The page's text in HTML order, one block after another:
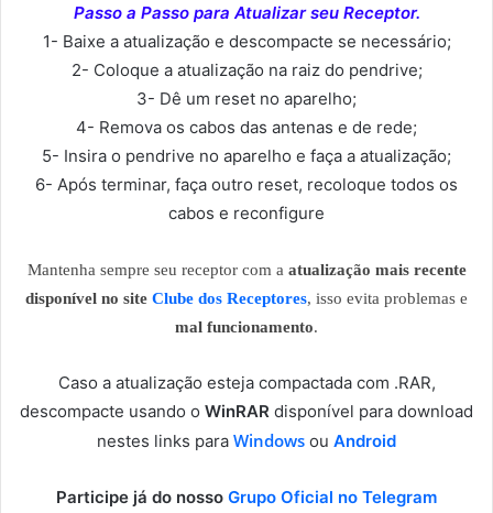
Passo a Passo para Atualizar seu Receptor.
1- Baixe a atualização e descompacte se necessário;
2- Coloque a atualização na raiz do pendrive;
3- Dê um reset no aparelho;
4- Remova os cabos das antenas e de rede;
5- Insira o pendrive no aparelho e faça a atualização;
6- Após terminar, faça outro reset, recoloque todos os
cabos e reconfigure
Mantenha sempre seu receptor com a atualização mais recente
disponível no site Clube dos Receptores, isso evita problemas e
mal funcionamento.
Caso a atualização esteja compactada com .RAR,
descompacte usando o WinRAR disponível para download
nestes links para Windows ou Android
Participe já do nosso Grupo Oficial no Telegram